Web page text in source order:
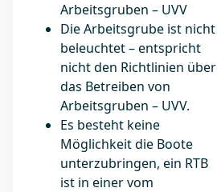
Arbeitsgruben – UVV
Die Arbeitsgrube ist nicht
beleuchtet – entspricht
nicht den Richtlinien über
das Betreiben von
Arbeitsgruben – UVV.
Es besteht keine
Möglichkeit die Boote
unterzubringen, ein RTB
ist in einer vom